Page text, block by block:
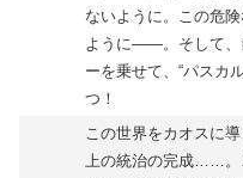
ないように。この危
ように――。そして、
ーを乗せて、“パスカ
つ！
この世界をカオスに
上の統治の完成……。